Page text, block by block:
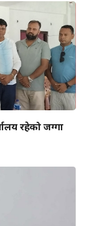
रहेको जग्गा